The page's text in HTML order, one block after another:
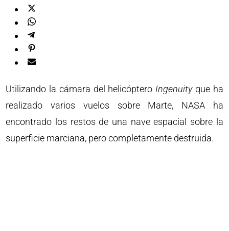
Utilizando la cámara del helicóptero Ingenuityque ha
realizado varios vuelos sobre Marte, NASA ha
encontrado los restos de una nave espacial sobre la
superficie marciana, pero completamente destruida.